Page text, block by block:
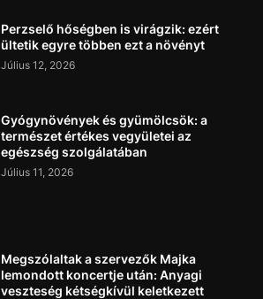
Perzselő hőségben is virágzik: ezért
ültetik egyre többen ezt a növényt
Július 12, 2026
Gyógynövények és gyümölcsök: a
természet értékes vegyületei az
egészség szolgálatában
Július 11, 2026
Megszólaltak a szervezők Majka
lemondott koncertje után: Anyagi
veszteség kétségkívül keletkezett